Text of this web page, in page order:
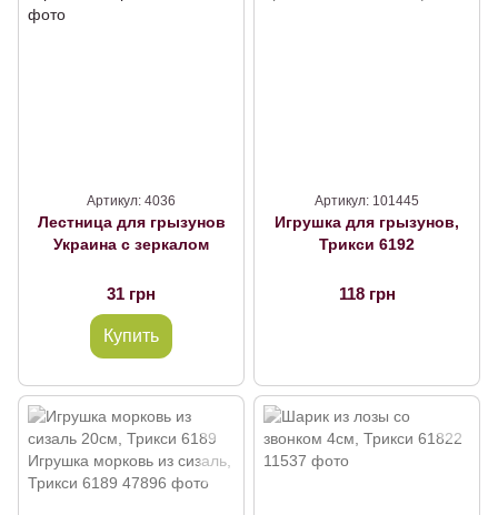
Артикул: 4036
Лестница для грызунов
Украина с зеркалом
31 грн
Купить
Артикул: 101445
Игрушка для грызунов,
Трикси 6192
118 грн